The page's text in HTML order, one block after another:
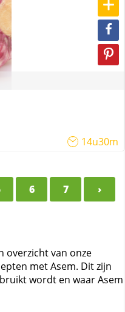
14u30m
6 7 ›
overzicht van onze
met Asem. Dit zijn
wordt en waar Asem